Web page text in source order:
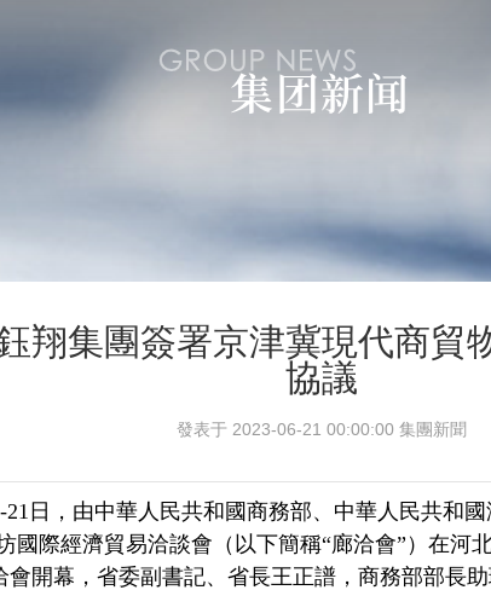
翔集團簽署京津冀現代商貿
協議
發表于 2023-06-21 00:00:00 集團新聞
21日，由中華人民共和國商務部、中華人民共和
國際經濟貿易洽談會（以下簡稱“廊洽會”）在河
會開幕，省委副書記、省長王正譜，商務部部長